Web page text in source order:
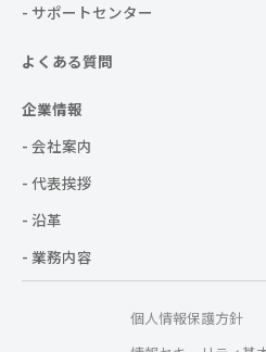
- サポートセンター
よくある質問
企業情報
- 会社案内
- 代表挨拶
- 沿革
- 業務内容
個人情報保護方針